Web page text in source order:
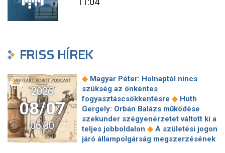
FRISS HÍREK
2026
08/07
06:30
◆ Magyar Péter: Holnaptól nincs
szükség az önkéntes
fogyasztáscsökkentésre ◆ Huth
Gergely: Orbán Balázs működése
szekunder szégyenérzetet váltott ki a
teljes jobboldalon ◆ A születési jogon
járó állampolgárság megszerzésének